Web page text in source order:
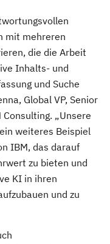
mit mehreren
die die Arbeit
Inhalts- und
und Suche
Global VP, Senior
„Unsere
weiteres Beispiel
IBM, das darauf
zu bieten und
KI in ihren
und zu